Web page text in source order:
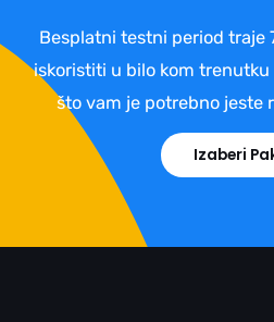
Besplatni testni period traje
iskoristiti u bilo kom trenutku
što vam je potrebno jeste
Izaberi